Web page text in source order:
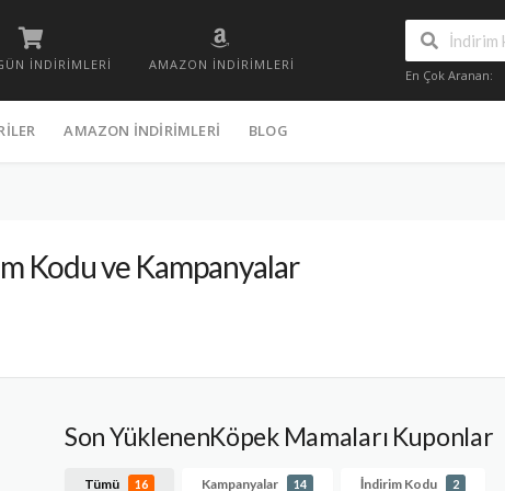
İNDIRIMLERI AMAZON İNDIRIMLERI
En Çok Aranan:
AMAZON İNDIRIMLERI BLOG
Kodu ve Kampanyalar
Son YüklenenKöpek Mamaları Kuponlar
Tümü 16 Kampanyalar 14 İndirim Kodu 2